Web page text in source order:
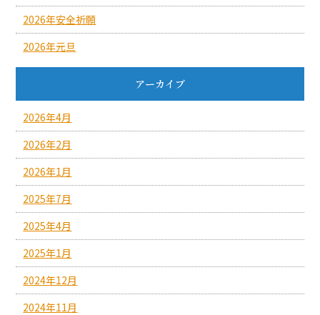
2026年安全祈願
2026年元旦
アーカイブ
2026年4月
2026年2月
2026年1月
2025年7月
2025年4月
2025年1月
2024年12月
2024年11月